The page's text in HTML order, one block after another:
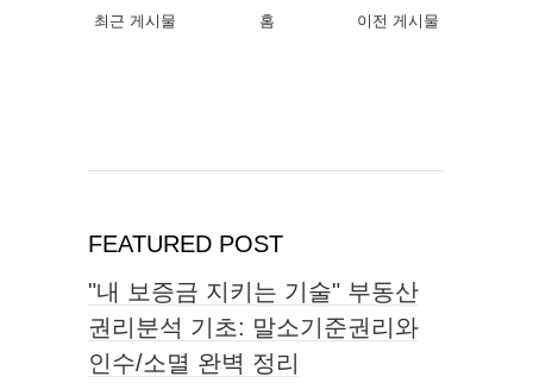
최근 게시물 이전 게시물
홈
FEATURED POST
"내 보증금 지키는 기술" 부동산
권리분석 기초: 말소기준권리와
인수/소멸 완벽 정리